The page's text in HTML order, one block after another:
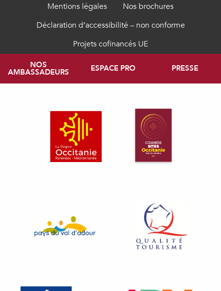
Mentions légales
Nos brochures
Déclaration d’accessibilité – non conforme
Projets cofinancés UE
NOS
AMBASSADEURS ESPACE PRO PRESSE